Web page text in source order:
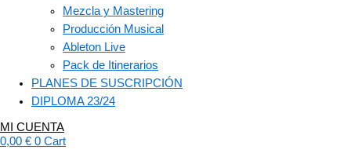
Mezcla y Mastering
Producción Musical
Ableton Live
Pack de Itinerarios
PLANES DE SUSCRIPCIÓN
DIPLOMA 23/24
MI CUENTA
0,00 € 0 Cart